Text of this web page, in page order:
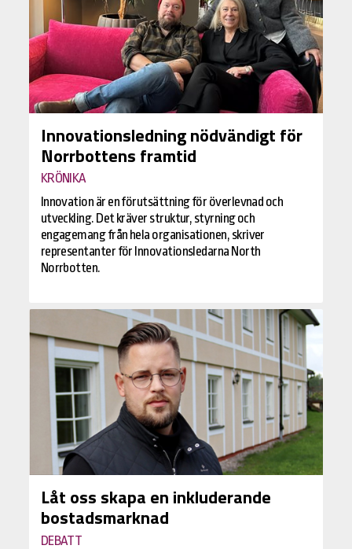
Innovationsledning nödvändigt för
Norrbottens framtid
KRÖNIKA
Innovation är en förutsättning för överlevnad och
utveckling. Det kräver struktur, styrning och
engagemang från hela organisationen, skriver
representanter för Innovationsledarna North
Norrbotten.
Låt oss skapa en inkluderande
bostadsmarknad
DEBATT